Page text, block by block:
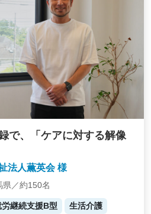
で、「ケアに対する解像
法人薫英会 様
県／約150名
労継続支援B型
生活介護